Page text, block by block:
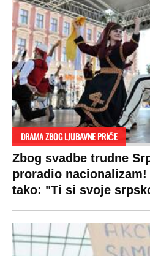
SPREMITE SE
Za posnu slavsku
izdvojiti ozbiljnu sumu
plata ode na svega 20